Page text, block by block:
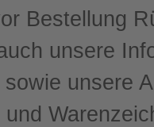
Bestellung
unsere
unsere